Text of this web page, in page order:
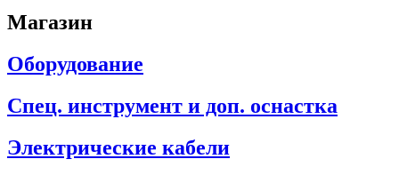
Магазин
Оборудование
Спец. инструмент и доп. оснастка
Электрические кабели